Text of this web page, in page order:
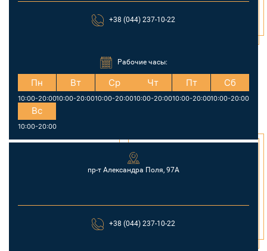
+38 (044) 237-10-22
Рабочие часы:
Пн
10:00-20:00
Вт
10:00-20:00
Ср
10:00-20:00
Чт
10:00-20:00
Пт
10:00-20:00
Сб
10:00-20:00
Вс
10:00-20:00
пр-т Александра Поля, 97А
+38 (044) 237-10-22